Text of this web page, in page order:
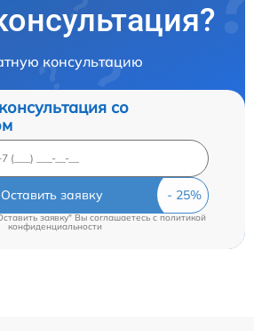
консультацию
со
Оставить заявку
заявку" Вы соглашаетесь cполитикой
конфиденциальности